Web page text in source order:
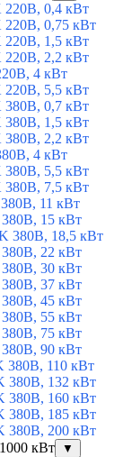
220В, 0,4 кВт
220В, 0,75 кВт
220В, 1,5 кВт
220В, 2,2 кВт
4 кВт
220В, 5,5 кВт
380В, 0,7 кВт
380В, 1,5 кВт
380В, 2,2 кВт
4 кВт
380В, 5,5 кВт
380В, 7,5 кВт
11 кВт
15 кВт
380В, 18,5 кВт
22 кВт
30 кВт
37 кВт
45 кВт
55 кВт
75 кВт
90 кВт
380В, 110 кВт
380В, 132 кВт
380В, 160 кВт
380В, 185 кВт
380В, 200 кВт
кВт
▼